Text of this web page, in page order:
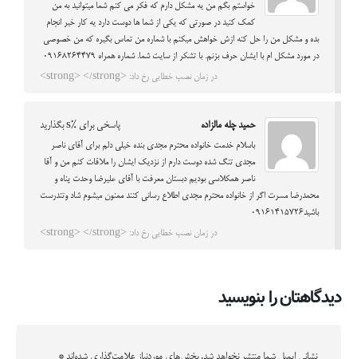
خواستم بگم من یه مشکل دارم که فکر می کنم شما میتوانید به من
کمک کنید در صورتی که یکی از شما ها دوست دارد یه کار خیر انجام
بده و مشکل من را حل کنه ازش خواهش میکنم با شماره من تماس بگیره که من خصوصی
در مورد مشکل ام با ایشان حرف بزنم. با تشکر از سایت شما. شماره همراه 09168264479
در زمان نصب خطایی رخ داد: <strong> </strong>
حمید چله مالزاده پاسخی برای %s بگذارید
باسلام خدمت خانواده محترم مجدی بنده خیلی دلم برای آقای ناصر
مجدی تنگ شده دوست دارم از نزدیک ایشان را ملاقات کنم من و آقا
ناصر همکلاسی بودیم دبستان معرفت با آقای علیرضا وحدت پناه و
محمدرضا مسرت اگر از خانواده محترم مجدی اطلاع رسانی کنند ممنون میشوم شاد وتندرست
باشید09161415726
در زمان نصب خطایی رخ داد: <strong> </strong>
دیدگاهتان را بنویسید